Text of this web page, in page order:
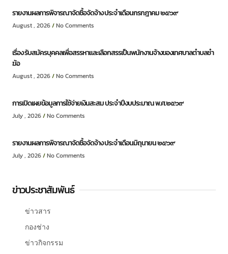
รายงานผลการพิจารณาจัดซื้อจัดจ้าง ประจำเดือนกรกฎาคม ๒๕๖๙
August , 2026 No Comments
เรื่อง รับสมัครบุคคลเพื่อสรรหาและเลือกสรรเป็นพนักงานจ้างของเทศบาลตำบลชำ
ฆ้อ
August , 2026 No Comments
การเปิดเผยข้อมูลการใช้จ่ายเงินสะสม ประจำปีงบประมาณ พ.ศ.๒๕๖๙
July , 2026 No Comments
รายงานผลการพิจารณาจัดซื้อจัดจ้าง ประจำเดือนมิถุนายน ๒๕๖๙
July , 2026 No Comments
ข่าวประชาสัมพันธ์
ข่าวสาร
กองช่าง
ข่าวกิจกรรม